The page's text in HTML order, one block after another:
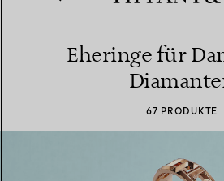
Eheringe für
67 PRODUKTE